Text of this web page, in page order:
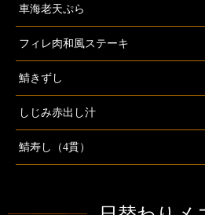
車海老天ぷら
フィレ肉和風ステーキ
鯖きずし
しじみ赤出し汁
鯖寿し（4貫）